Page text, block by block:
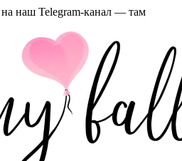
наш Telegram-канал — там